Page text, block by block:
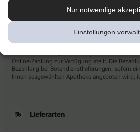
Nur notwendige
Einstellungen
Bitte beachten Sie, dass nicht jede Apotheke
Online-Zahlung zur Verfügung stellt. Die
Bezahlung bei Botendienstlieferungen, sofern
Ihnen ausgewählten Apotheke angeboten wird,
Lieferarten